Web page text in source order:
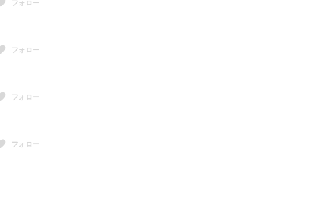
フォロー
フォロー
フォロー
フォロー